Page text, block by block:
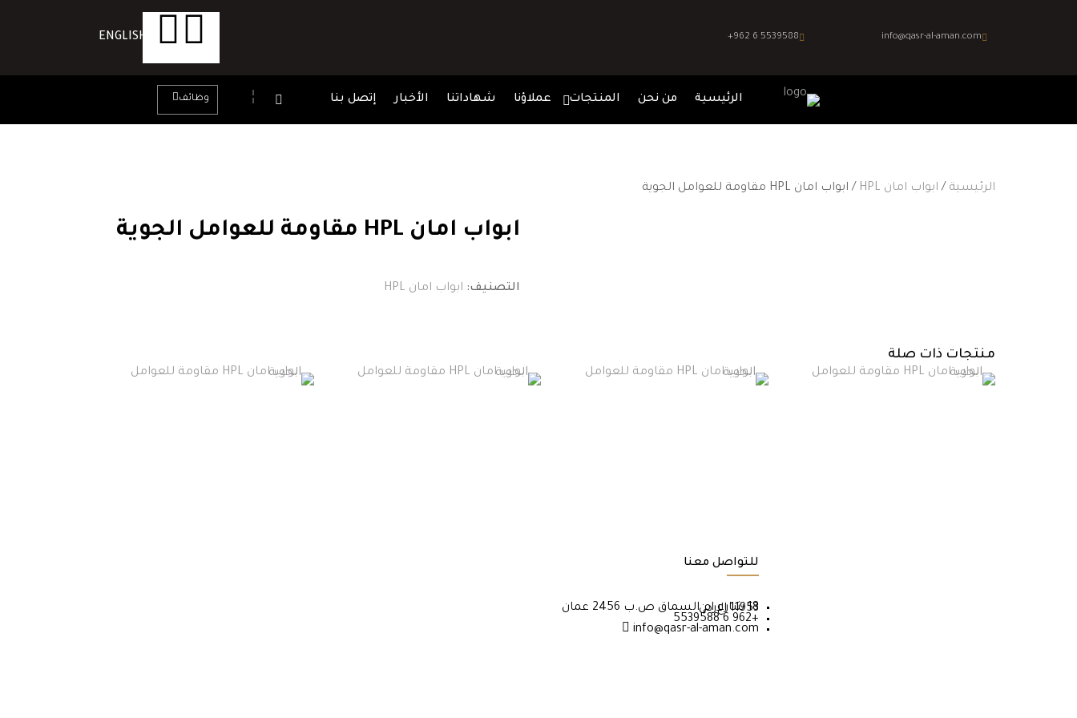
info@qasr-al-aman.com
+962 6 5539588
ENGLISH
الرئيسية من نحن المنتجات عملاؤنا شهاداتنا الأخبار إتصل بنا وظائف
الرئيسية / ابواب امان HPL / ابواب امان HPL مقاومة للعوامل الجوية
ابواب امان HPL مقاومة للعوامل الجوية
التصنيف: ابواب امان HPL
منتجات ذات صلة
للتواصل معنا
18 شارع ام السماق ص.ب 2456 عمان 11953 الاردن
+962 6 5539588
info@qasr-al-aman.com